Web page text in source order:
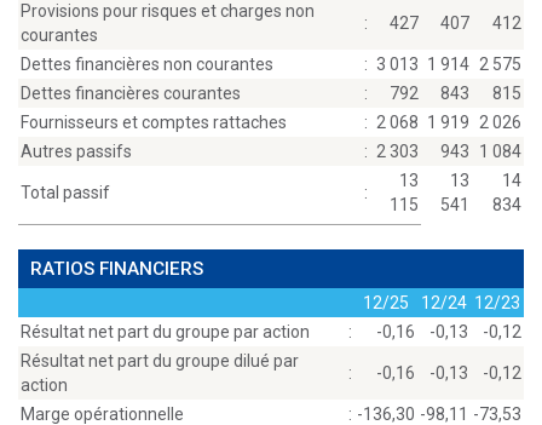
Provisions pour risques et charges non
courantes
: 427 407 412
Dettes financières non courantes : 3 013 1 914 2 575
Dettes financières courantes
: 792 843
815
Fournisseurs et comptes rattaches
: 2 068 1 919
2 026
Autres passifs
: 2 303 943 1 084
Total passif :
13
115
13
541
14
834
RATIOS FINANCIERS
12/25 12/24 12/23
Résultat net part du groupe par action
: -0,16 -0,13
-0,12
Résultat net part du groupe dilué par
action
: -0,16 -0,13 -0,12
Marge opérationnelle : -136,30 -98,11 -73,53